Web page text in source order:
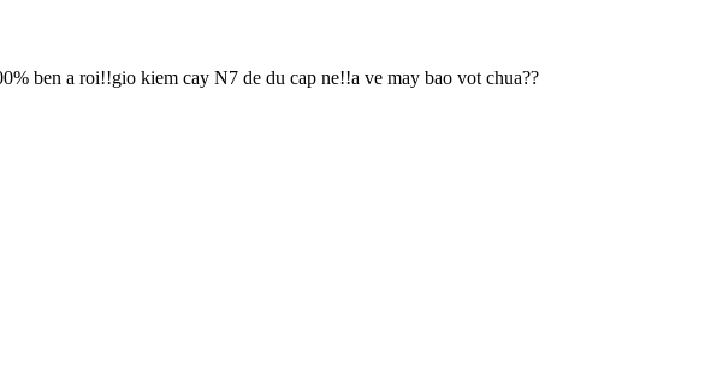
ben a roi!!gio kiem cay N7 de du cap ne!!a ve may bao vot chua??